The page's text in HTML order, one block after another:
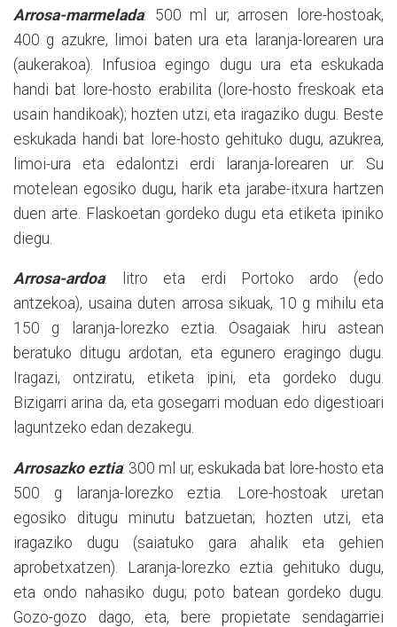
Arrosa-marmelada: 500 ml ur, arrosen lore-hostoak,
400 g azukre, limoi baten ura eta laranja-lorearen ura
(aukerakoa). Infusioa egingo dugu ura eta eskukada
handi bat lore-hosto erabilita (lore-hosto freskoak eta
usain handikoak); hozten utzi, eta iragaziko dugu. Beste
eskukada handi bat lore-hosto gehituko dugu, azukrea,
limoi-ura eta edalontzi erdi laranja-lorearen ur. Su
motelean egosiko dugu, harik eta jarabe-itxura hartzen
duen arte. Flaskoetan gordeko dugu eta etiketa ipiniko
diegu.
Arrosa-ardoa: litro eta erdi Portoko ardo (edo
antzekoa), usaina duten arrosa sikuak, 10 g mihilu eta
150 g laranja-lorezko eztia. Osagaiak hiru astean
beratuko ditugu ardotan, eta egunero eragingo dugu.
Iragazi, ontziratu, etiketa ipini, eta gordeko dugu.
Bizigarri arina da, eta gosegarri moduan edo digestioari
laguntzeko edan dezakegu.
Arrosazko eztia: 300 ml ur, eskukada bat lore-hosto eta
500 g laranja-lorezko eztia. Lore-hostoak uretan
egosiko ditugu minutu batzuetan; hozten utzi, eta
iragaziko dugu (saiatuko gara ahalik eta gehien
aprobetxatzen). Laranja-lorezko eztia gehituko dugu,
eta ondo nahasiko dugu; poto batean gordeko dugu.
Gozo-gozo dago, eta, bere propietate sendagarriei